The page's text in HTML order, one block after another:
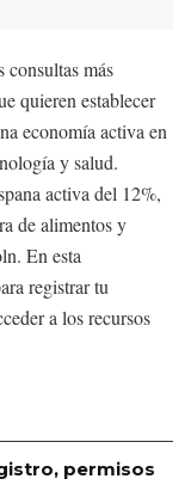
consultas más
quieren establecer
economía activa en
y salud.
activa del 12%,
de alimentos y
En esta
registrar tu
a los recursos
permisos